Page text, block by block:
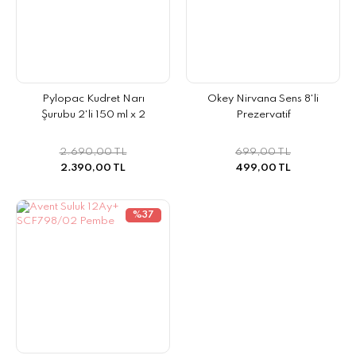
Pylopac Kudret Narı
Şurubu 2'li 150 ml x 2
2.390,00 TL
2.690,00 TL
Okey Nirvana Sens 8'li
Prezervatif
499,00 TL
699,00 TL
%37